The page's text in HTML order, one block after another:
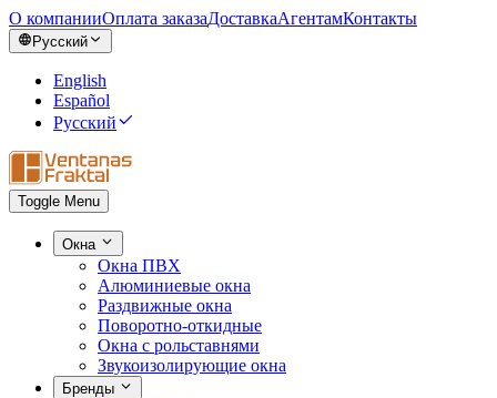
О компанииОплата заказаДоставкаАгентамКонтакты
Русский
English
Español
Русский
Toggle Menu
Окна
Окна ПВХ
Алюминиевые окна
Раздвижные окна
Поворотно-откидные
Окна с рольставнями
Звукоизолирующие окна
Бренды